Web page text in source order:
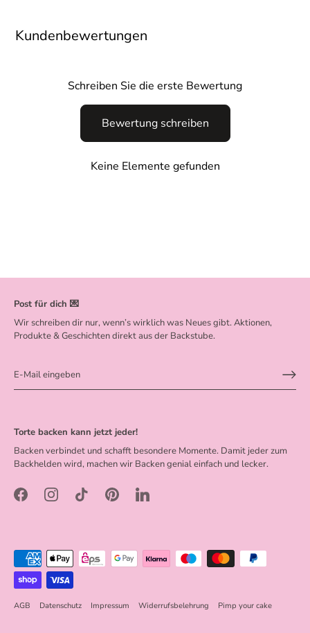
Kundenbewertungen
Schreiben Sie die erste Bewertung
Bewertung schreiben
Keine Elemente gefunden
Post für dich 💌
Wir schreiben dir nur, wenn’s wirklich was Neues gibt. Aktionen,
Produkte & Geschichten direkt aus der Backstube.
Torte backen kann jetzt jeder!
Backen verbindet und schafft besondere Momente. Damit jeder zum
Backhelden wird, machen wir Backen genial einfach und lecker.
AGB Datenschutz Impressum Widerrufsbelehrung Pimp your cake